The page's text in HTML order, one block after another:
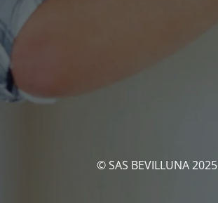
© SAS BEVILLUNA 2025